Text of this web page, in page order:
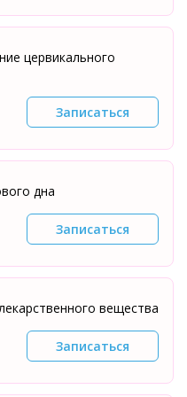
цервикального
Записаться
дна
Записаться
вещества
Записаться